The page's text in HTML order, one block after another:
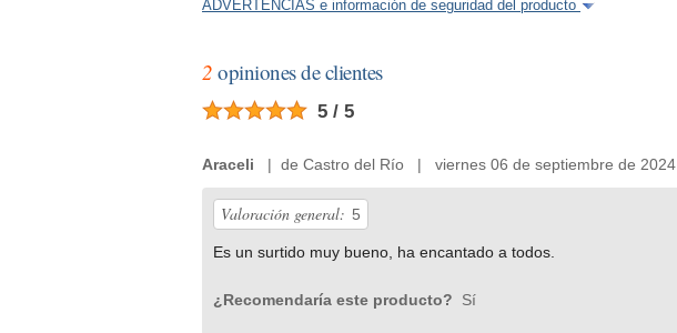
ADVERTENCIAS e información de seguridad del producto
2 opiniones de clientes
5 / 5
Araceli | de Castro del Río | viernes 06 de septiembre de 2024
Valoración general: 5
Es un surtido muy bueno, ha encantado a todos.
¿Recomendaría este producto? Sí